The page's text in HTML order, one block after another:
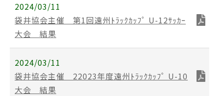
2024/03/11
袋井協会主催 第1回遠州ﾄﾗｯｸｶｯﾌﾟ U-12ｻｯｶｰ
大会 結果
2024/03/11
袋井協会主催 22023年度遠州ﾄﾗｯｸｶｯﾌﾟ U-10
大会 結果